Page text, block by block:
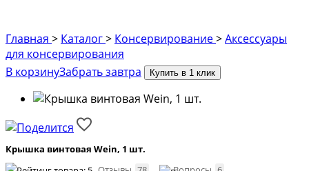
Главная > Каталог> Консервирование>Аксессуары
для консервирования
В корзинуЗабрать завтра Купить в 1 клик
Крышка винтовая Wein, 1 шт.